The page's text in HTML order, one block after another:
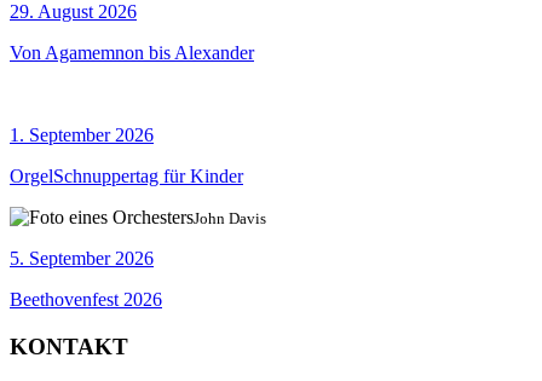
29. August 2026
Von Agamemnon bis Alexander
1. September 2026
OrgelSchnuppertag für Kinder
John Davis
5. September 2026
Beethovenfest 2026
KONTAKT